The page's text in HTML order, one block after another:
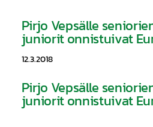
Pirjo Vepsälle
juniorit onnistuivat
12.3.2018
Pirjo Vepsälle
juniorit onnistuivat